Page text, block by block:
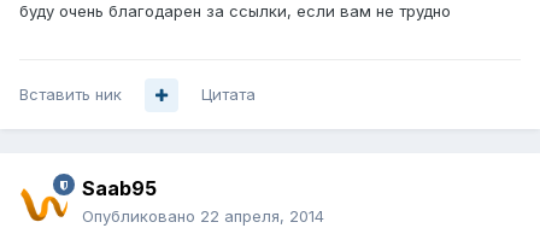
буду очень благодарен за ссылки, если вам не трудно
Вставить ник Цитата
Saab95
Опубликовано 22 апреля, 2014